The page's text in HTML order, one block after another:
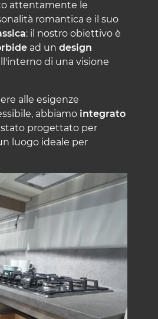
attentamente le
romantica e il suo
: il nostro obiettivo è
ad un design
di una visione
alle esigenze
abbiamo integrato
progettato per
luogo ideale per